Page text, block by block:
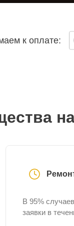
к оплате:
В 95%
заявки в